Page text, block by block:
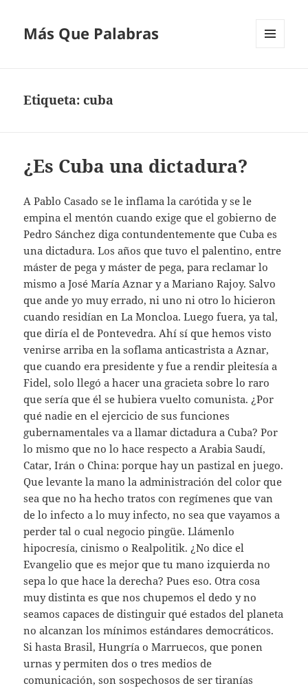
Más Que Palabras
Etiqueta:cuba
¿Es Cuba una dictadura?
A Pablo Casado se le inflama la carótida y se le
empina el mentón cuando exige que el gobierno de
Pedro Sánchez diga contundentemente que Cuba es
una dictadura. Los años que tuvo el palentino, entre
máster de pega y máster de pega, para reclamar lo
mismo a José María Aznar y a Mariano Rajoy. Salvo
que ande yo muy errado, ni uno ni otro lo hicieron
cuando residían en La Moncloa. Luego fuera, ya tal,
que diría el de Pontevedra. Ahí sí que hemos visto
venirse arriba en la soflama anticastrista a Aznar,
que cuando era presidente y fue a rendir pleitesía a
Fidel, solo llegó a hacer una gracieta sobre lo raro
que sería que él se hubiera vuelto comunista. ¿Por
qué nadie en el ejercicio de sus funciones
gubernamentales va a llamar dictadura a Cuba? Por
lo mismo que no lo hace respecto a Arabia Saudí,
Catar, Irán o China: porque hay un pastizal en juego.
Que levante la mano la administración del color que
sea que no ha hecho tratos con regímenes que van
de lo infecto a lo muy infecto, no sea que vayamos a
perder tal o cual negocio pingüe. Llámenlo
hipocresía, cinismo o Realpolitik. ¿No dice el
Evangelio que es mejor que tu mano izquierda no
sepa lo que hace la derecha? Pues eso. Otra cosa
muy distinta es que nos chupemos el dedo y no
seamos capaces de distinguir qué estados del planeta
no alcanzan los mínimos estándares democráticos.
Si hasta Brasil, Hungría o Marruecos, que ponen
urnas y permiten dos o tres medios de
comunicación, son sospechosos de ser tiranías